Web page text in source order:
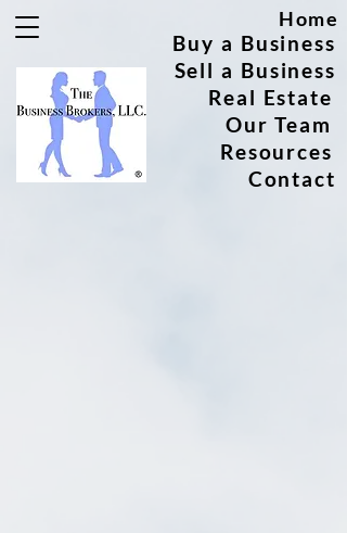
Home
Buy a Business
Sell a Business
Real Estate
Our Team
Resources
Contact